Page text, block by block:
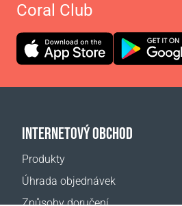
Coral Club
INTERNETOVÝ OBCHOD
Produkty
Úhrada objednávek
Způsoby doručení